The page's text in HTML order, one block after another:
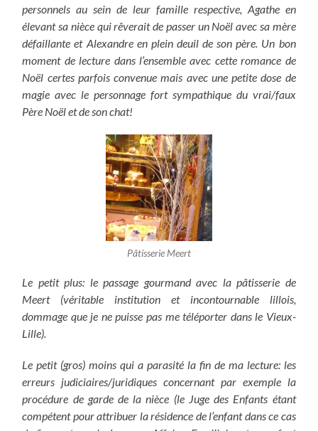
personnels au sein de leur famille respective, Agathe en
élevant sa nièce qui rêverait de passer un Noël avec sa mère
défaillante et Alexandre en plein deuil de son père. Un bon
moment de lecture dans l’ensemble avec cette romance de
Noël certes parfois convenue mais avec une petite dose de
magie avec le personnage fort sympathique du vrai/faux
Père Noël et de son chat!
Pâtisserie Meert
Le petit plus: le passage gourmand avec la pâtisserie de
Meert (véritable institution et incontournable lillois,
dommage que je ne puisse pas me téléporter dans le Vieux-
Lille).
Le petit (gros) moins qui a parasité la fin de ma lecture: les
erreurs judiciaires/juridiques concernant par exemple la
procédure de garde de la nièce (le Juge des Enfants étant
compétent pour attribuer la résidence de l’enfant dans ce cas